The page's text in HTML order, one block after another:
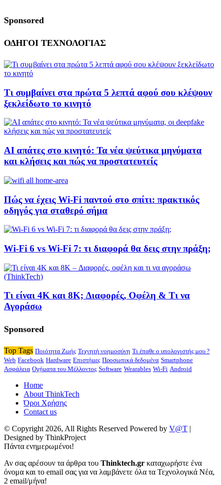
Sponsored
ΟΔΗΓΟΙ ΤΕΧΝΟΛΟΓΙΑΣ
Τι συμβαίνει στα πρώτα 5 λεπτά αφού σου κλέψουν
ξεκλείδωτο το κινητό
AI απάτες στο κινητό: Τα νέα ψεύτικα μηνύματα
και κλήσεις και πώς να προστατευτείς
Πώς να έχεις Wi-Fi παντού στο σπίτι: πρακτικός
οδηγός για σταθερό σήμα
Wi-Fi 6 vs Wi-Fi 7: τι διαφορά θα δεις στην πράξη;
Τι είναι 4K και 8K; Διαφορές, Οφέλη & Τι να
Αγοράσω
Sponsored
Top Tags Ποιότητα Ζωής Τεχνητή νοημοσύνη Τι έπαθε ο υπολογιστής μου ?
Web Facebook Hardware Επιστήμες Προσωπικά δεδομένα Smartphone
Ασφάλεια Οχήματα του Μέλλοντος Software Wearables Wi-Fi Android
Home
About ThinkTech
Όροι Χρήσης
Contact us
© Copyright 2026, All Rights Reserved Powered by V@T |
Designed by ThinkProject
Πάντα ενημερωμένοι!
Αν σας αρέσουν τα άρθρα του Thinktech.gr καταχωρήστε ένα
όνομα και το email σας για να λαμβάνετε όλα τα Τεχνολογικά Νέα,
2 email/μήνα!